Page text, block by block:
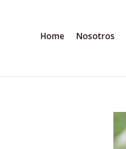
contenidoHome Nosotros